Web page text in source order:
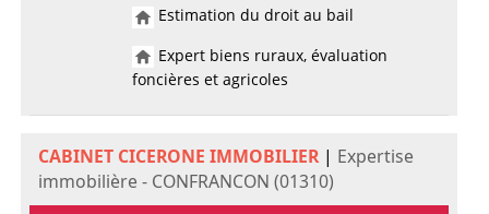
Estimation du droit au bail
Expert biens ruraux, évaluation
foncières et agricoles
CABINET CICERONE IMMOBILIER| Expertise
immobilière - CONFRANCON (01310)